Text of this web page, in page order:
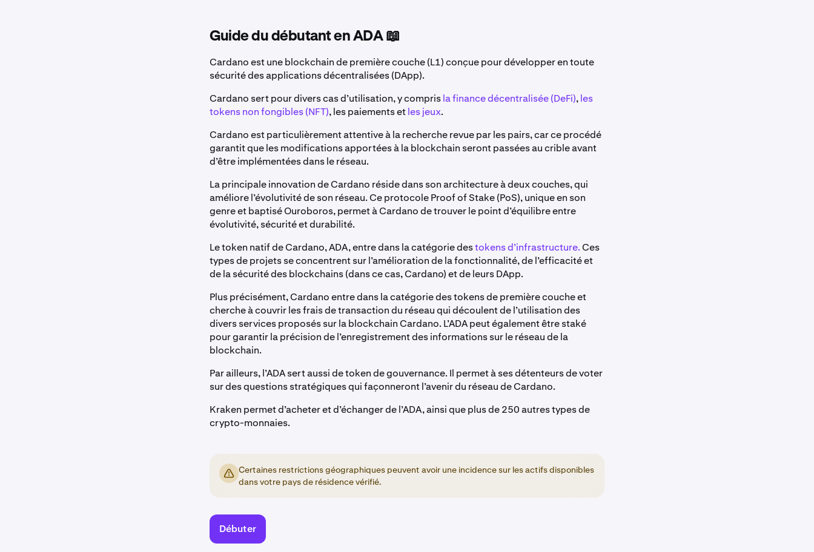
Guide du débutant en ADA 📖
Cardano est une blockchain de première couche (L1) conçue pour développer en toute
sécurité des applications décentralisées (DApp).
Cardano sert pour divers cas d’utilisation, y comprisla finance décentralisée (DeFi),les
tokens non fongibles (NFT), les paiements etles jeux.
Cardano est particulièrement attentive à la recherche revue par les pairs, car ce procédé
garantit que les modifications apportées à la blockchain seront passées au crible avant
d’être implémentées dans le réseau.
La principale innovation de Cardano réside dans son architecture à deux couches, qui
améliore l’évolutivité de son réseau. Ce protocole Proof of Stake (PoS), unique en son
genre et baptisé Ouroboros, permet à Cardano de trouver le point d’équilibre entre
évolutivité, sécurité et durabilité.
Le token natif de Cardano, ADA, entre dans la catégorie destokens d’infrastructure.Ces
types de projets se concentrent sur l’amélioration de la fonctionnalité, de l’efficacité et
de la sécurité des blockchains (dans ce cas, Cardano) et de leurs DApp.
Plus précisément, Cardano entre dans la catégorie des tokens de première couche et
cherche à couvrir les frais de transaction du réseau qui découlent de l’utilisation des
divers services proposés sur la blockchain Cardano. L’ADA peut également être staké
pour garantir la précision de l’enregistrement des informations sur le réseau de la
blockchain.
Par ailleurs, l’ADA sert aussi de token de gouvernance. Il permet à ses détenteurs de voter
sur des questions stratégiques qui façonneront l’avenir du réseau de Cardano.
Kraken permet d’acheter et d’échanger de l’ADA, ainsi que plus de 250 autres types de
crypto-monnaies.
Certaines restrictions géographiques peuvent avoir une incidence sur les actifs disponibles
dans votre pays de résidence vérifié.
Débuter